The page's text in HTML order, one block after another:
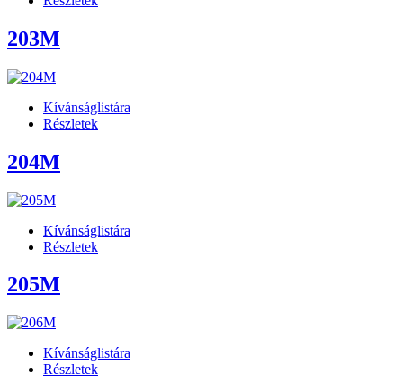
203M
Kívánságlistára
Részletek
204M
Kívánságlistára
Részletek
205M
Kívánságlistára
Részletek